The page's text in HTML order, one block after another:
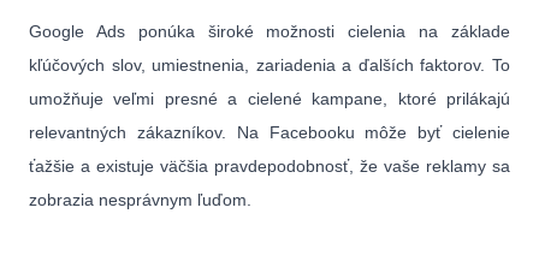
Google Ads ponúka široké možnosti cielenia na základe
kľúčových slov, umiestnenia, zariadenia a ďalších faktorov. To
umožňuje veľmi presné a cielené kampane, ktoré prilákajú
relevantných zákazníkov. Na Facebooku môže byť cielenie
ťažšie a existuje väčšia pravdepodobnosť, že vaše reklamy sa
zobrazia nesprávnym ľuďom.